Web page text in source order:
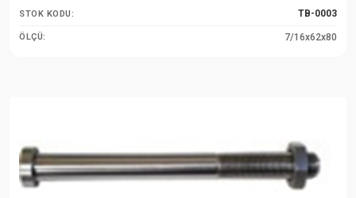
STOK KODU: TB-0003
ÖLÇÜ: 7/16x62x80